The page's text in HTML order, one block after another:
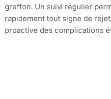
greffon. Un suivi régulier
rapidement tout signe de
proactive des complications